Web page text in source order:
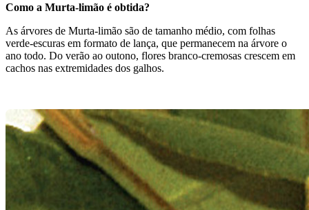
Como a Murta-limão é obtida?
As árvores de Murta-limão são de tamanho médio, com folhas
verde-escuras em formato de lança, que permanecem na árvore o
ano todo. Do verão ao outono, flores branco-cremosas crescem em
cachos nas extremidades dos galhos.